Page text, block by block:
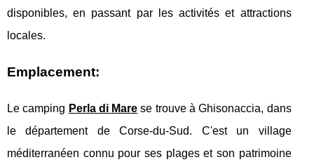
disponibles, en passant par les activités et attractions
locales.
Emplacement:
Le camping Perla di Mare se trouve à Ghisonaccia, dans
le département de Corse-du-Sud. C'est un village
méditerranéen connu pour ses plages et son patrimoine